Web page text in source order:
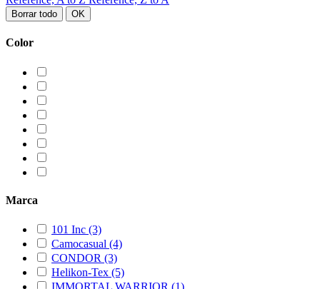
Borrar todo OK
Color
Marca
101 Inc (3)
Camocasual (4)
CONDOR (3)
Helikon-Tex (5)
IMMORTAL WARRIOR (1)